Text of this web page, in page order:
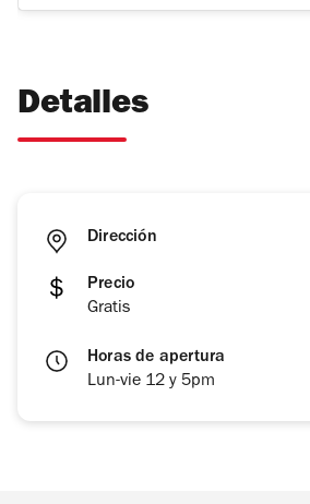
Detalles
Dirección
Precio
Gratis
Horas de apertura
Lun-vie 12 y 5pm